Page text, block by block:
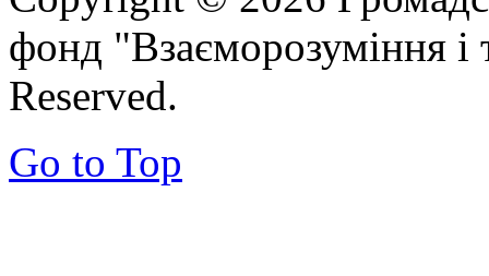
фонд "Взаєморозуміння і
Reserved.
Go to Top